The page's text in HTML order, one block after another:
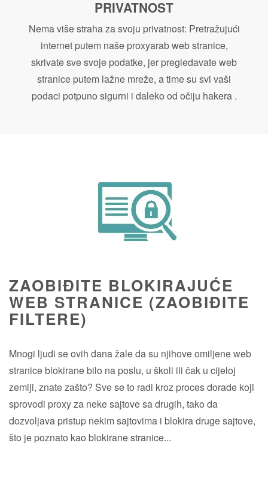
PRIVATNOST
Nema više straha za svoju privatnost: Pretražujući
internet putem naše proxyarab web stranice,
skrivate sve svoje podatke, jer pregledavate web
stranice putem lažne mreže, a time su svi vaši
podaci potpuno sigurni i daleko od očiju hakera .
ZAOBIĐITE BLOKIRAJUĆE
WEB STRANICE (ZAOBIĐITE
FILTERE)
Mnogi ljudi se ovih dana žale da su njihove omiljene web
stranice blokirane bilo na poslu, u školi ili čak u cijeloj
zemlji, znate zašto? Sve se to radi kroz proces dorade koji
sprovodi proxy za neke sajtove sa drugih, tako da
dozvoljava pristup nekim sajtovima i blokira druge sajtove,
što je poznato kao blokirane stranice...